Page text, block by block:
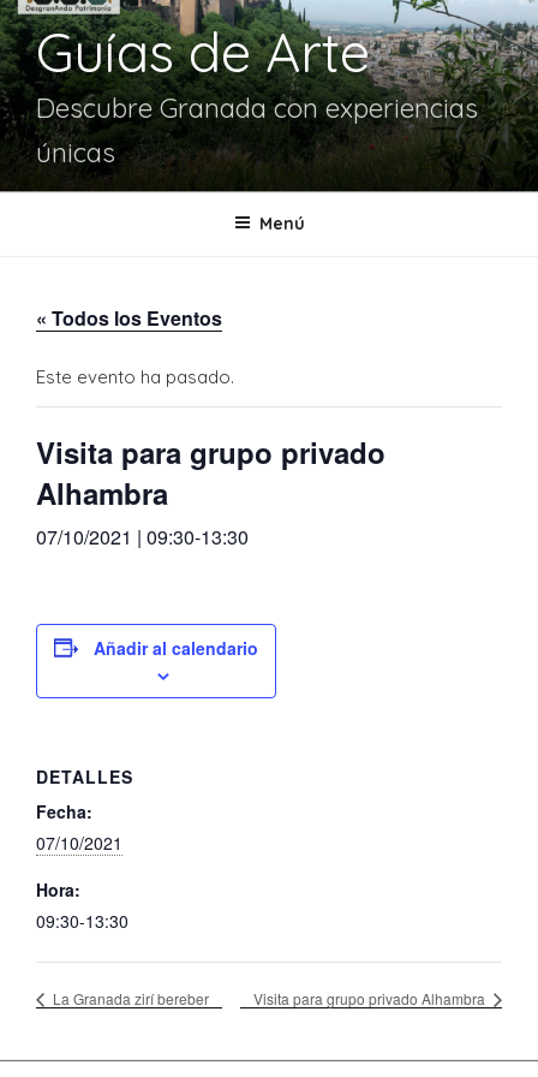
Guías de Arte
Descubre Granada con experiencias
únicas
Menú
« Todos los Eventos
Este evento ha pasado.
Visita para grupo privado
Alhambra
07/10/2021 | 09:30-13:30
Añadir al calendario
DETALLES
Fecha:
07/10/2021
Hora:
09:30-13:30
La Granada zirí bereber Visita para grupo privado Alhambra